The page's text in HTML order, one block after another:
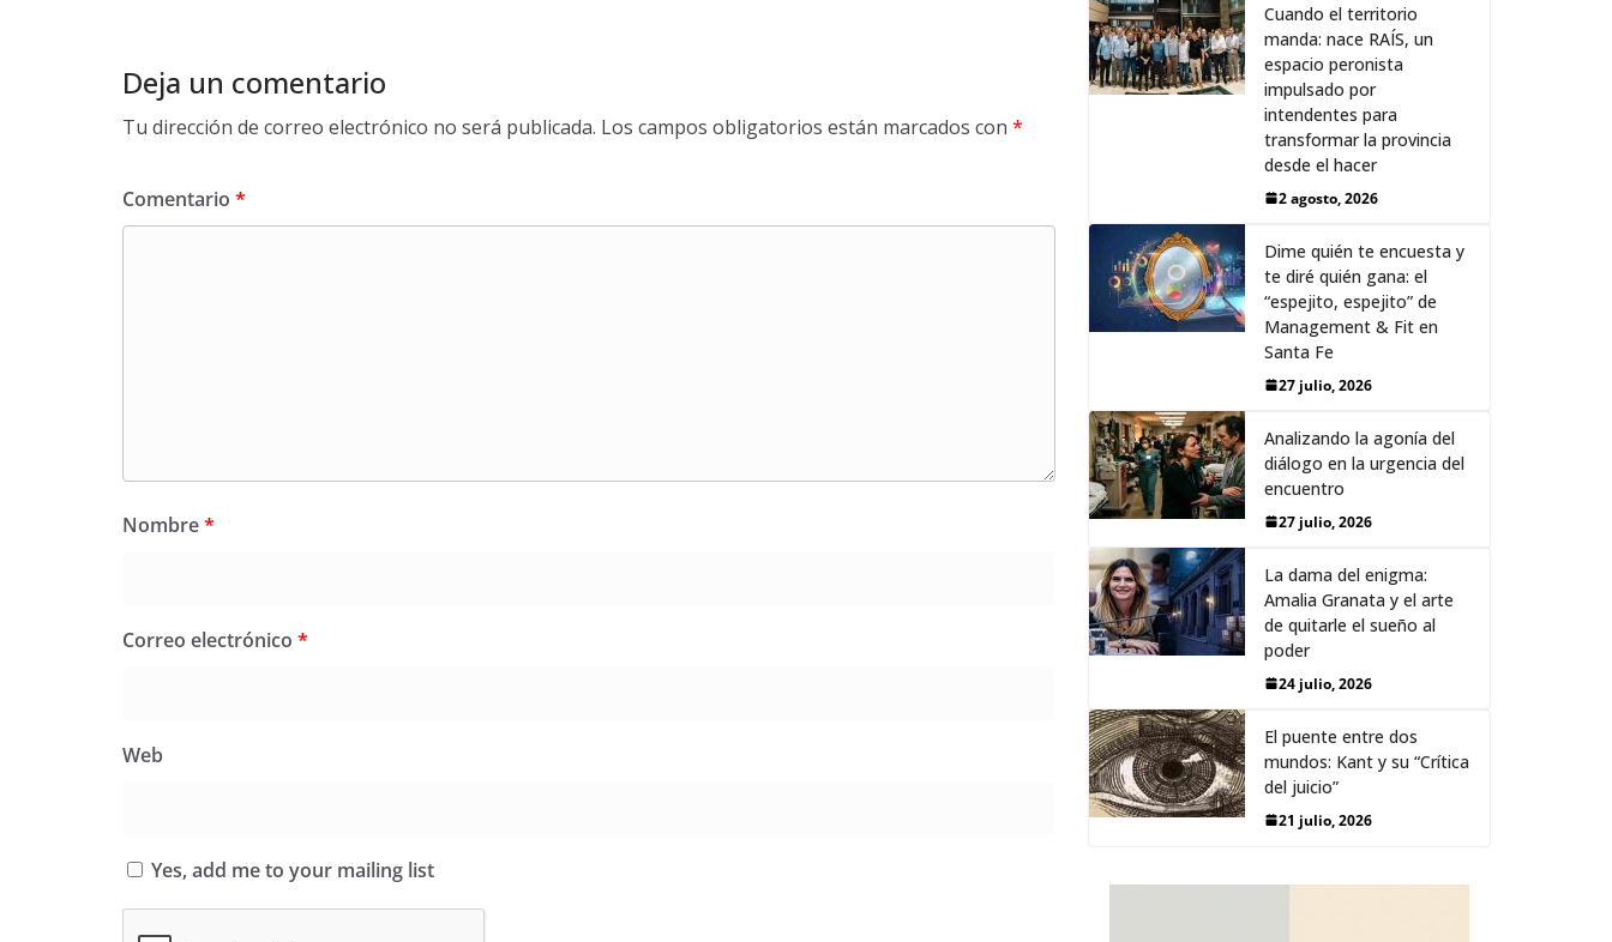
Deja un comentario
Tu dirección de correo electrónico no será publicada. Los campos obligatorios están marcados con *
Comentario *
Nombre*
Correo electrónico *
Web
Yes, add me to your mailing list
Cuando el territorio
manda: nace RAÍS, un
espacio peronista
impulsado por
intendentes para
transformar la provincia
desde el hacer
2 agosto, 2026
Dime quién te encuesta y
te diré quién gana: el
“espejito, espejito” de
Management & Fit en
Santa Fe
27 julio, 2026
Analizando la agonía del
diálogo en la urgencia del
encuentro
27 julio, 2026
La dama del enigma:
Amalia Granata y el arte
de quitarle el sueño al
poder
24 julio, 2026
El puente entre dos
mundos: Kant y su “Crítica
del juicio”
21 julio, 2026